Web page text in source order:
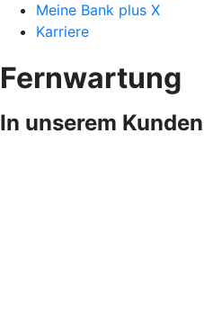
Meine Bank plus X
Karriere
Fernwartung
In unserem